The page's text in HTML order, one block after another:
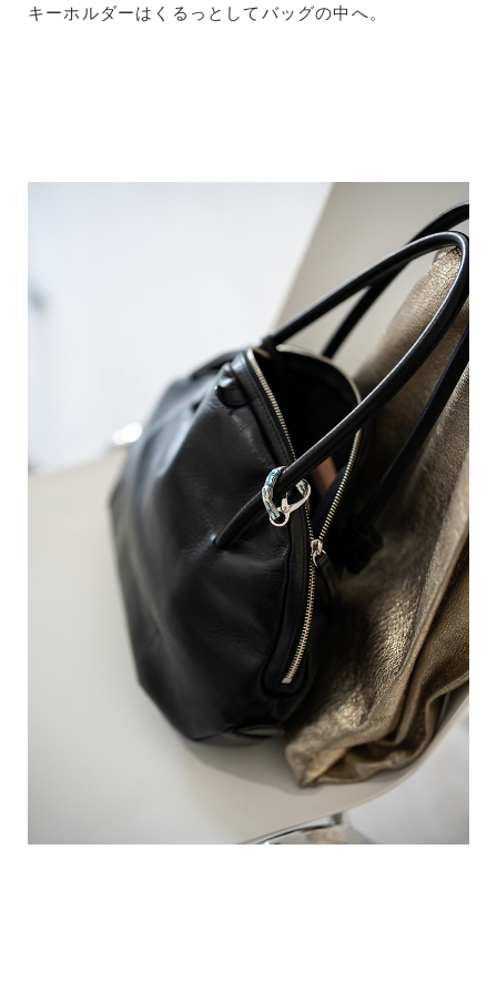
キーホルダーはくるっとしてバッグの中へ。